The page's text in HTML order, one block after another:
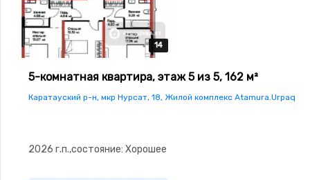
14
14
14
14
14
5-комнатная квартира, этаж 5 из 5, 162 м²
Каратауский р-н, мкр Нурсат, 18, Жилой комплекс Atamura.Urpaq
2026 г.п.,состояние: Хорошее